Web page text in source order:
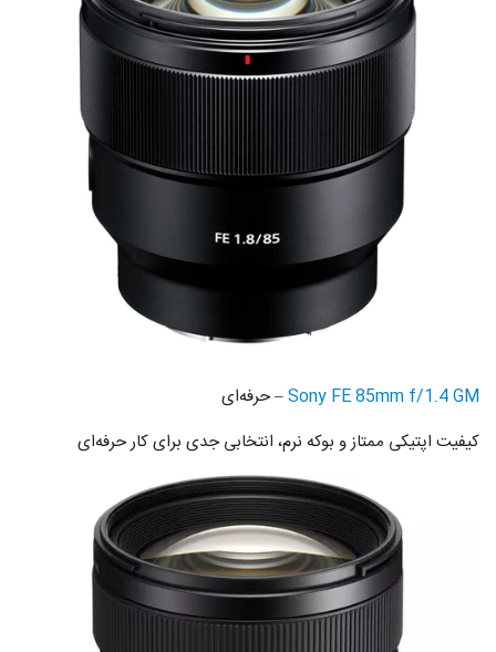
Sony FE 85mm f/1.4 GM– حرفه‌ای
کیفیت اپتیکی ممتاز و بوکه نرم، انتخابی جدی برای کار حرفه‌ای